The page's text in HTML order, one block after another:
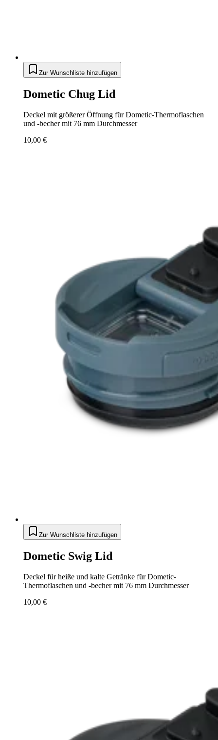
Zur Wunschliste hinzufügen
Dometic Chug Lid
Deckel mit größerer Öffnung für Dometic-Thermoflaschen
und -becher mit 76 mm Durchmesser
10,00 €
Zur Wunschliste hinzufügen
Dometic Swig Lid
Deckel für heiße und kalte Getränke für Dometic-
Thermoflaschen und -becher mit 76 mm Durchmesser
10,00 €